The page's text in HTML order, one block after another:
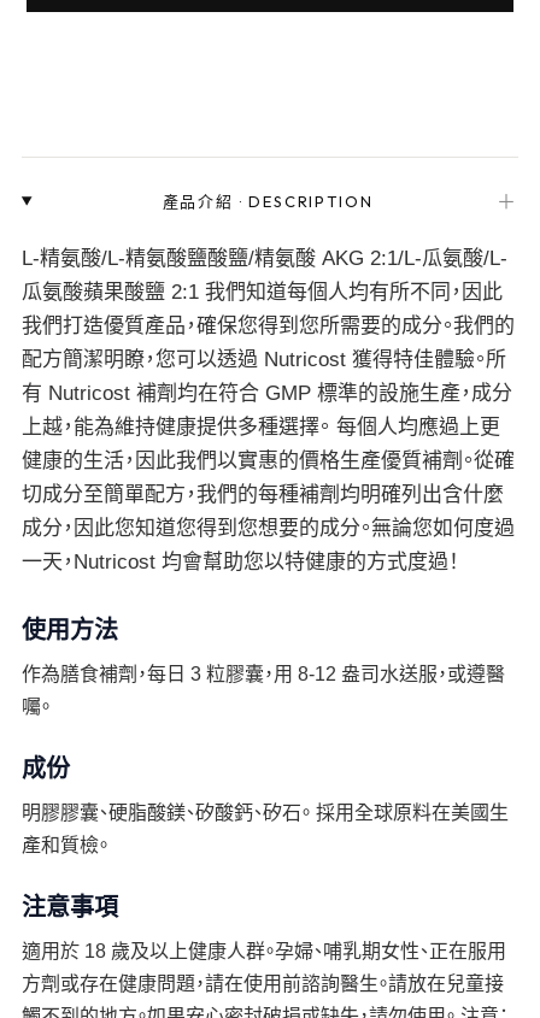
產品介紹 ·DESCRIPTION ＋
L-精氨酸/L-精氨酸鹽酸鹽/精氨酸 AKG 2:1/L-瓜氨酸/L-
瓜氨酸蘋果酸鹽 2:1 我們知道每個人均有所不同，因此
我們打造優質產品，確保您得到您所需要的成分。我們的
配方簡潔明瞭，您可以透過 Nutricost 獲得特佳體驗。所
有 Nutricost 補劑均在符合 GMP 標準的設施生產，成分
上越，能為維持健康提供多種選擇。 每個人均應過上更
健康的生活，因此我們以實惠的價格生產優質補劑。從確
切成分至簡單配方，我們的每種補劑均明確列出含什麼
成分，因此您知道您得到您想要的成分。無論您如何度過
一天，Nutricost 均會幫助您以特健康的方式度過！
使用方法
作為膳食補劑，每日 3 粒膠囊，用 8-12 盎司水送服，或遵醫
囑。
成份
明膠膠囊、硬脂酸鎂、矽酸鈣、矽石。 採用全球原料在美國生
產和質檢。
注意事項
適用於 18 歲及以上健康人群。孕婦、哺乳期女性、正在服用
方劑或存在健康問題，請在使用前諮詢醫生。請放在兒童接